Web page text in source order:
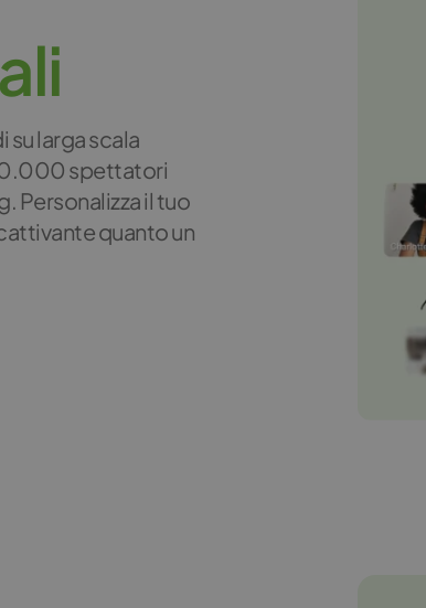
ali
su larga scala
spettatori
Personalizza il tuo
quanto un